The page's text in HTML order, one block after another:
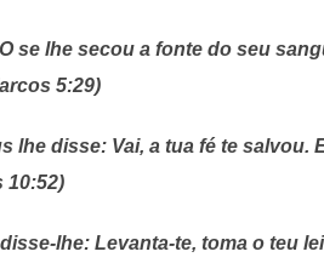
se lhe secou a fonte do seu
5:29)
lhe disse: Vai, a tua fé te salvou.
10:52)
lhe: Levanta-te, toma o teu